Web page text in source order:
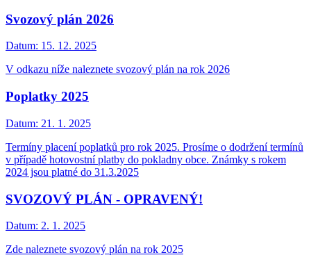
Svozový plán 2026
Datum: 15. 12. 2025
V odkazu níže naleznete svozový plán na rok 2026
Poplatky 2025
Datum: 21. 1. 2025
Termíny placení poplatků pro rok 2025. Prosíme o dodržení termínů
v případě hotovostní platby do pokladny obce. Známky s rokem
2024 jsou platné do 31.3.2025
SVOZOVÝ PLÁN - OPRAVENÝ!
Datum: 2. 1. 2025
Zde naleznete svozový plán na rok 2025